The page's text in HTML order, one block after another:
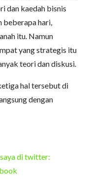
dan kaedah bisnis
beberapa hari,
itu. Namun
yang strategis itu
teori dan diskusi.
hal tersebut di
dengan
di twitter: